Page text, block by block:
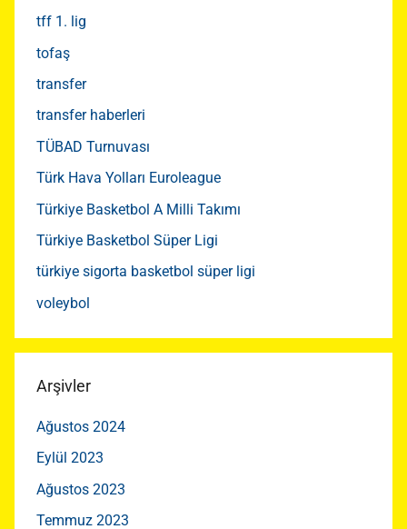
tff 1. lig
tofaş
transfer
transfer haberleri
TÜBAD Turnuvası
Türk Hava Yolları Euroleague
Türkiye Basketbol A Milli Takımı
Türkiye Basketbol Süper Ligi
türkiye sigorta basketbol süper ligi
voleybol
Arşivler
Ağustos 2024
Eylül 2023
Ağustos 2023
Temmuz 2023